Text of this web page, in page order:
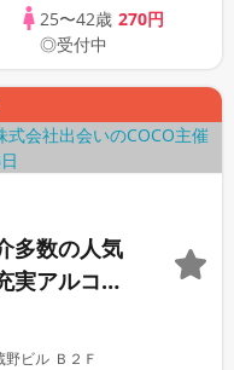
25〜42歳 270円
◎受付中
多数の人気
実アルコー
安心☆上場
間】【同世
東京都新宿区新宿3-27-10 武蔵野ビル Ｂ２Ｆ